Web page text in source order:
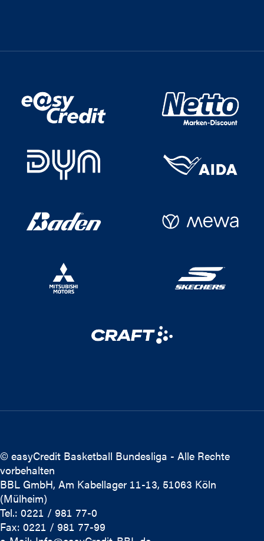
© easyCredit Basketball Bundesliga - Alle Rechte
vorbehalten
BBL GmbH, Am Kabellager 11-13, 51063 Köln
(Mülheim)
Tel.: 0221 / 981 77-0
Fax: 0221 / 981 77-99